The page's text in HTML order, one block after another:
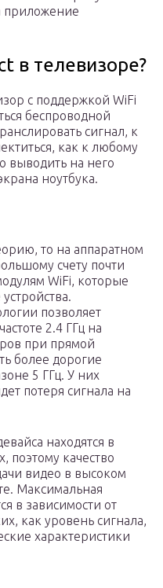
приложение
в телевизоре?
с поддержкой WiFi
беспроводной
сигнал, к
как к любому
выводить на него
ноутбука.
то на аппаратном
счету почти
WiFi, которые
позволяет
2.4 ГГц на
при прямой
более дорогие
5 ГГц. У них
потеря сигнала на
находятся в
поэтому качество
видео в высоком
Максимальная
в зависимости от
как уровень сигнала,
характеристики